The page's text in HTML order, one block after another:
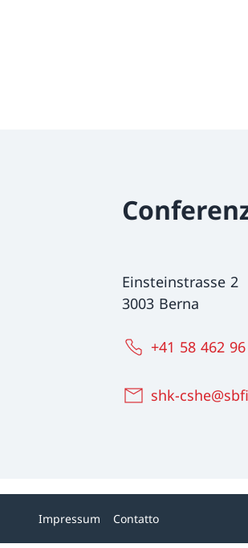
Einsteinstrasse 2
3003 Berna
+41 58 462
shk-
Impressum Contatto